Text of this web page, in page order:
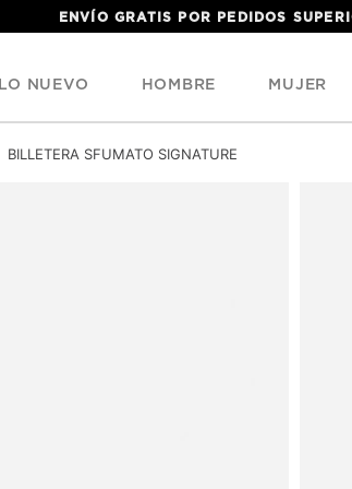
ENVÍO GRATIS POR PEDIDOS
LO NUEVO HOMBRE MUJER
BILLETERA SFUMATO SIGNATURE